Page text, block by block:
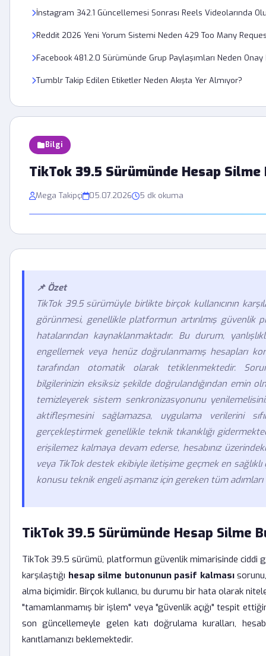
Bilgi
TikTok 39.5 Sürümünde Hesap
Mega Takipçi 05.07.2026 5 dk okuma
📌 Özet
TikTok 39.5 sürümüyle birlikte birçok kullanıcının
görünmesi, genellikle platformun artırılmış güvenlik
hatalarından kaynaklanmaktadır. Bu durum,
engellemek veya henüz doğrulanmamış hesapları
tarafından otomatik olarak tetiklenmektedir.
bilgilerinizin eksiksiz şekilde doğrulandığından emin
temizleyerek sistem senkronizasyonunu
aktifleşmesini sağlamazsa, uygulama verilerini
gerçekleştirmek genellikle teknik tıkanıklığı
erişilemez kalmaya devam ederse, hesabınız
veya TikTok destek ekibiyle iletişime geçmek en
konusu teknik engeli aşmanız için gereken tüm adımları
TikTok 39.5 Sürümünde Hesap Silme
TikTok 39.5 sürümü, platformun güvenlik mimarisinde ciddi
karşılaştığı hesap silme butonunun pasif kalması
alma biçimidir. Birçok kullanıcı, bu durumu bir hata olarak
"tamamlanmamış bir işlem" veya "güvenlik açığı" tespit
son güncellemeyle gelen katı doğrulama kuralları,
kanıtlamanızı beklemektedir.
İnstagram 342.1 Güncellemesi Sonrası Reels Videolarında
Reddit 2026 Yeni Yorum Sistemi Neden 429 Too Many
Facebook 481.2.0 Sürümünde Grup Paylaşımları Neden Onay
Tumblr Takip Edilen Etiketler Neden Akışta Yer Almıyor?